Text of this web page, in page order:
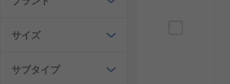
サイズ
サブタイプ